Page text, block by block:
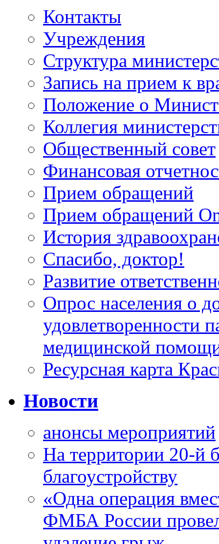
Контакты
Учреждения
Структура
Запись на прием к
Положение о
Коллегия
Общественный совет
Финансовая
Прием обращений
Прием обращений
История
Спасибо, доктор!
Развитие
Опрос населения о
удовлетворенности
медицинской
Ресурсная карта
Новости
анонсы мероприятий
На территории 20-й
благоустройству
«Одна операция
ФМБА России